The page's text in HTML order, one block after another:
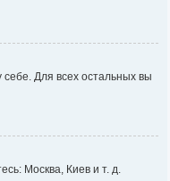
Для всех остальных вы
Москва, Киев и т. д.